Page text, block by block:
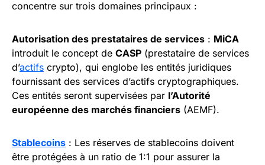
concentre sur trois domaines principaux :
Autorisation des prestataires de services : MiCA
introduit le concept de CASP (prestataire de services
d’actifs crypto), qui englobe les entités juridiques
fournissant des services d’actifs cryptographiques.
Ces entités seront supervisées par l’Autorité
européenne des marchés financiers (AEMF).
Stablecoins : Les réserves de stablecoins doivent
être protégées à un ratio de 1:1 pour assurer la